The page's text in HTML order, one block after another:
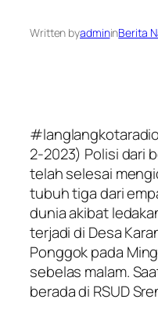
Written byadmininBerita
2-2023) Polisi dari
telah selesai
tubuh tiga dari
dunia akibat
terjadi di Desa
Ponggok pada
sebelas malam.
berada di RSUD